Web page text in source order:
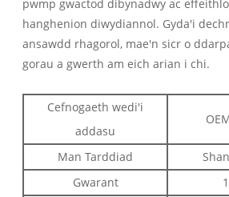
pwmp gwactod dibynadwy ac
hanghenion diwydiannol. Gyda'i
ansawdd rhagorol, mae'n sicr o
gorau a gwerth am eich arian i chi.
Cefnogaeth wedi'i
addasu
Man Tarddiad
Gwarant